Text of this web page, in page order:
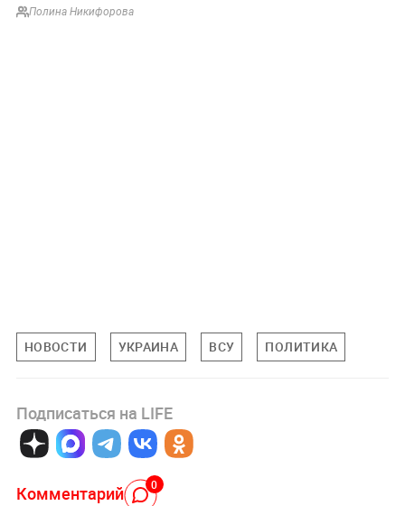
Полина Никифорова
НОВОСТИ УКРАИНА ВСУ ПОЛИТИКА
Подписаться на LIFE
Комментарий 0